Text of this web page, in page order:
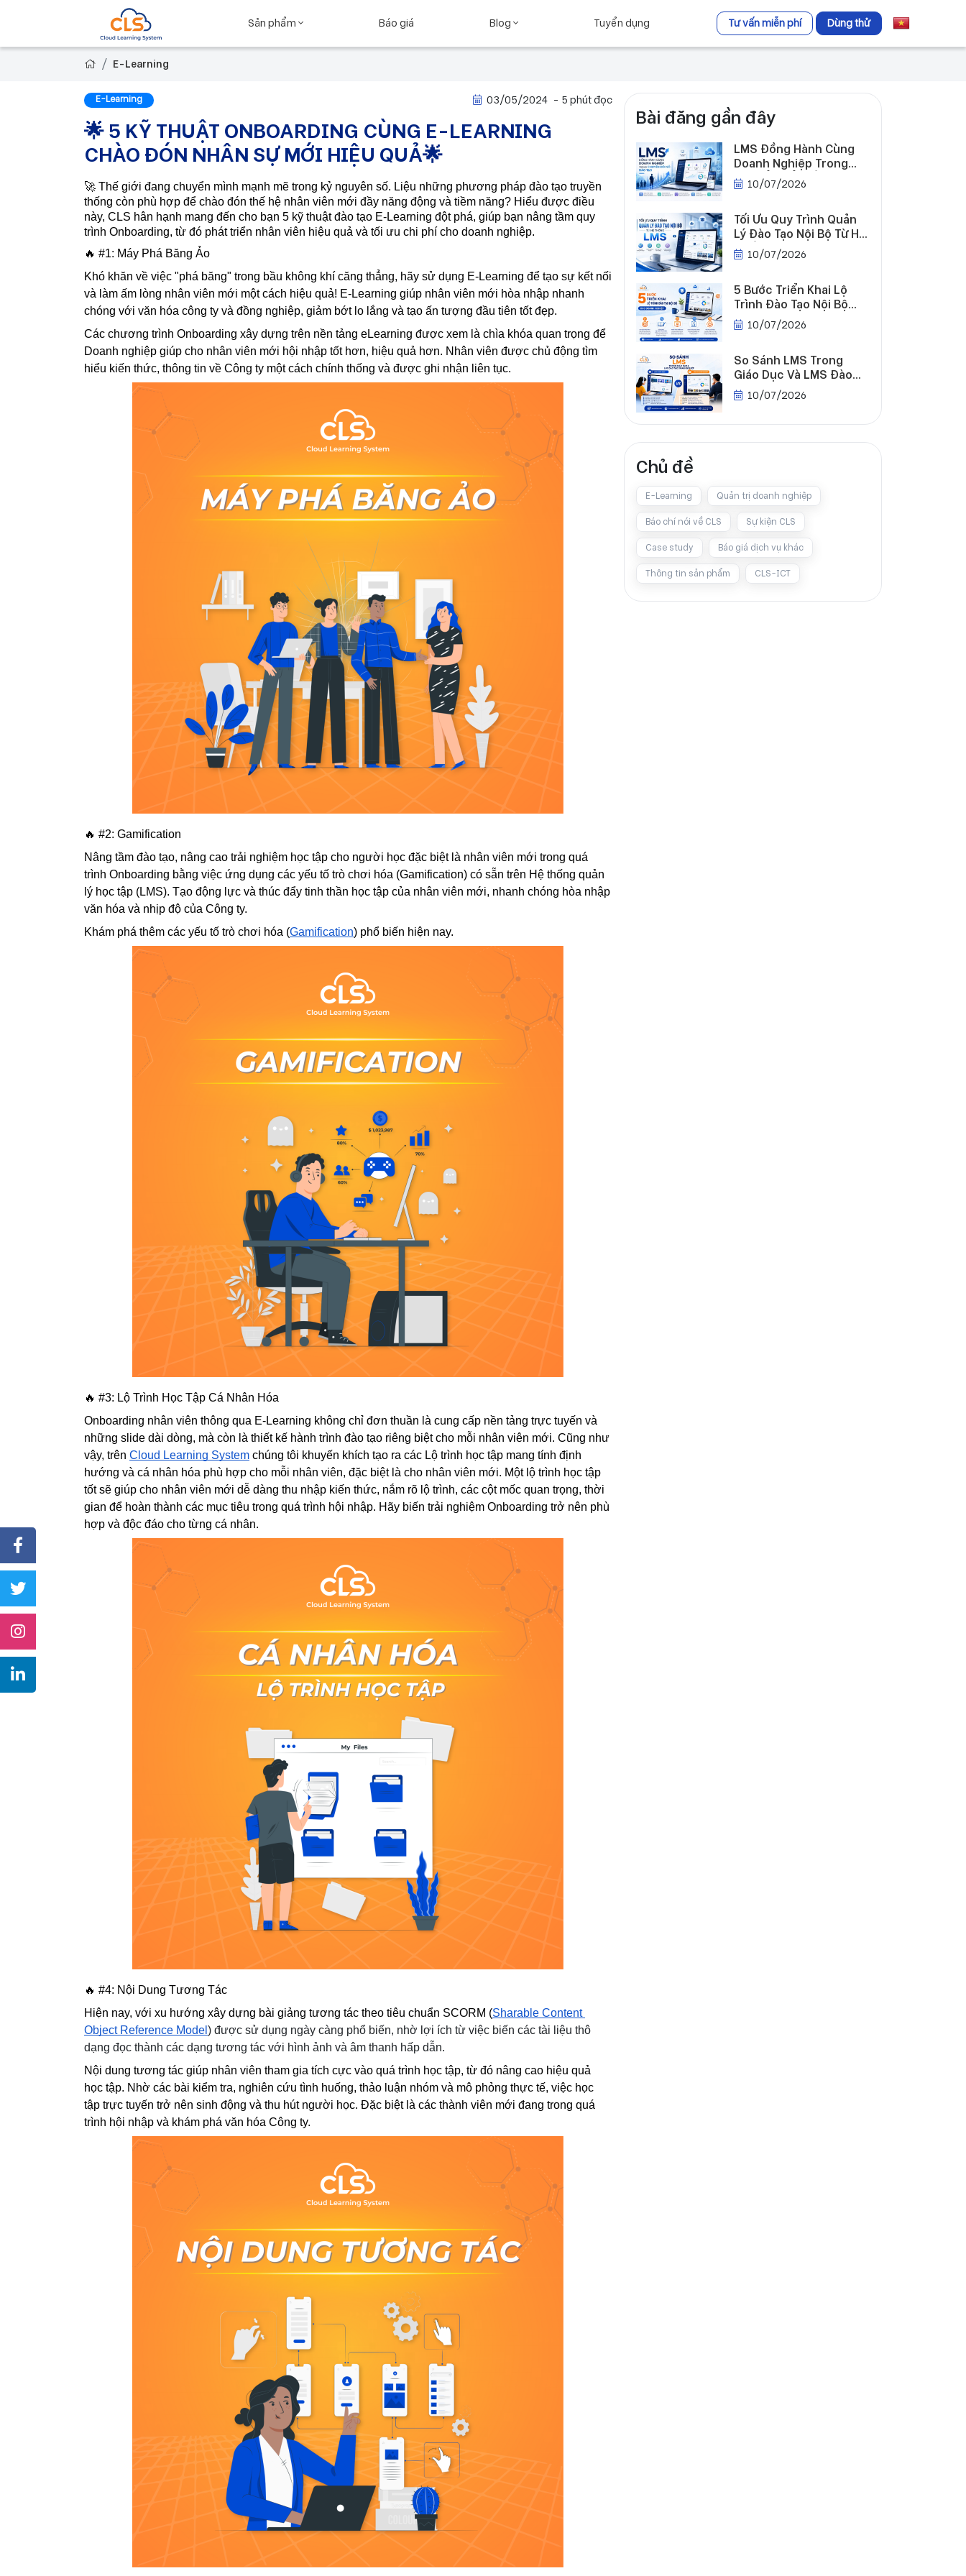
Sản phẩm Báo giá Blog Tuyển dụng Tư vấn miễn phí Dùng thử
E-Learning
E-Learning 03/05/2024 - 5 phút đọc
🌟 5 KỸ THUẬT ONBOARDING CÙNG E-LEARNING
CHÀO ĐÓN NHÂN SỰ MỚI HIỆU QUẢ🌟
🚀 Thế giới đang chuyển mình mạnh mẽ trong kỷ nguyên số. Liệu những phương pháp đào tạo truyền
thống còn phù hợp để chào đón thế hệ nhân viên mới đầy năng động và tiềm năng? Hiểu được điều
này, CLS hân hạnh mang đến cho bạn 5 kỹ thuật đào tạo E-Learning đột phá, giúp bạn nâng tầm quy
trình Onboarding, từ đó phát triển nhân viên hiệu quả và tối ưu chi phí cho doanh nghiệp.
🔥 #1: Máy Phá Băng Ảo
Khó khăn về việc "phá băng" trong bầu không khí căng thẳng, hãy sử dụng E-Learning để tạo sự kết nối
và làm ấm lòng nhân viên mới một cách hiệu quả! E-Learning giúp nhân viên mới hòa nhập nhanh
chóng với văn hóa công ty và đồng nghiệp, giảm bớt lo lắng và tạo ấn tượng đầu tiên tốt đẹp.
Các chương trình Onboarding xây dựng trên nền tảng eLearning được xem là chìa khóa quan trọng để
Doanh nghiệp giúp cho nhân viên mới hội nhập tốt hơn, hiệu quả hơn. Nhân viên được chủ động tìm
hiểu kiến thức, thông tin về Công ty một cách chính thống và được ghi nhận liên tục.
🔥 #2: Gamification
Nâng tầm đào tạo, nâng cao trải nghiệm học tập cho người học đặc biệt là nhân viên mới trong quá
trình Onboarding bằng việc ứng dụng các yếu tố trò chơi hóa (Gamification) có sẵn trên Hệ thống quản
lý học tập (LMS). Tạo động lực và thúc đẩy tinh thần học tập của nhân viên mới, nhanh chóng hòa nhập
văn hóa và nhịp độ của Công ty.
Khám phá thêm các yếu tố trò chơi hóa (Gamification) phổ biến hiện nay.
🔥 #3: Lộ Trình Học Tập Cá Nhân Hóa
Onboarding nhân viên thông qua E-Learning không chỉ đơn thuần là cung cấp nền tảng trực tuyến và
những slide dài dòng, mà còn là thiết kế hành trình đào tạo riêng biệt cho mỗi nhân viên mới. Cũng như
vậy, trên Cloud Learning System chúng tôi khuyến khích tạo ra các Lộ trình học tập mang tính định
hướng và cá nhân hóa phù hợp cho mỗi nhân viên, đặc biệt là cho nhân viên mới. Một lộ trình học tập
tốt sẽ giúp cho nhân viên mới dễ dàng thu nhập kiến thức, nắm rõ lộ trình, các cột mốc quan trọng, thời
gian để hoàn thành các mục tiêu trong quá trình hội nhập. Hãy biến trải nghiệm Onboarding trở nên phù
hợp và độc đáo cho từng cá nhân.
🔥 #4: Nội Dung Tương Tác
Hiện nay, với xu hướng xây dựng bài giảng tương tác theo tiêu chuẩn SCORM (Sharable Content
Object Reference Model ) được sử dụng ngày càng phổ biến, nhờ lợi ích từ việc biến các tài liệu thô
dạng đọc thành các dạng tương tác với hình ảnh và âm thanh hấp dẫn.
Nội dung tương tác giúp nhân viên tham gia tích cực vào quá trình học tập, từ đó nâng cao hiệu quả
học tập. Nhờ các bài kiểm tra, nghiên cứu tình huống, thảo luận nhóm và mô phỏng thực tế, việc học
tập trực tuyến trở nên sinh động và thu hút người học. Đặc biệt là các thành viên mới đang trong quá
trình hội nhập và khám phá văn hóa Công ty.
Bài đăng gần đây
LMS Đồng Hành Cùng
Doanh Nghiệp Trong
Chuyển Đổi Số Đào Tạo
10/07/2026
Tối Ưu Quy Trình Quản
Lý Đào Tạo Nội Bộ Từ Hệ
Thống LMS
10/07/2026
5 Bước Triển Khai Lộ
Trình Đào Tạo Nội Bộ
Hiệu Quả Cho Doanh
Nghiệp
10/07/2026
So Sánh LMS Trong
Giáo Dục Và LMS Đào
Tạo Doanh Nghiệp Chi
Tiết
10/07/2026
Chủ đề
E-Learning Quản trị doanh nghiệp
Báo chí nói về CLS Sự kiện CLS
Case study Báo giá dịch vụ khác
Thông tin sản phẩm CLS-ICT